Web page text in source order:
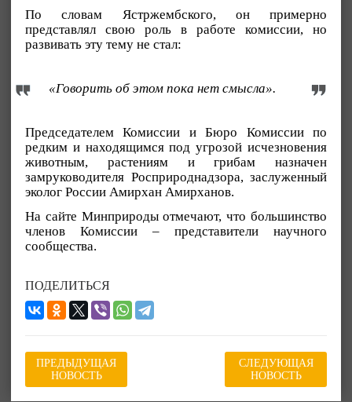
По словам Ястржембского, он примерно
представлял свою роль в работе комиссии, но
развивать эту тему не стал:
«Говорить об этом пока нет смысла».
Председателем Комиссии и Бюро Комиссии по
редким и находящимся под угрозой исчезновения
животным, растениям и грибам назначен
замруководителя Росприроднадзора, заслуженный
эколог России Амирхан Амирханов.
На сайте Минприроды отмечают, что большинство
членов Комиссии – представители научного
сообщества.
ПОДЕЛИТЬСЯ
ПРЕДЫДУЩАЯ
НОВОСТЬ
СЛЕДУЮЩАЯ
НОВОСТЬ